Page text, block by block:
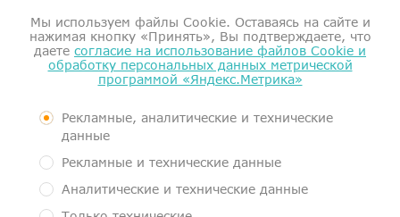
Справка для налоговой
Документы
Контролирующие органы
Пользовательское соглашение
Политика обработки персональных данных
Мы используем файлы Сookie. Оставаясь на сайте и
нажимая кнопку «Принять», Вы подтверждаете, что
даете согласие на использование файлов Cookie и
обработку персональных данных метрической
программой «Яндекс.Метрика»
Рекламные, аналитические и технические
данные
Рекламные и технические данные
Аналитические и технические данные